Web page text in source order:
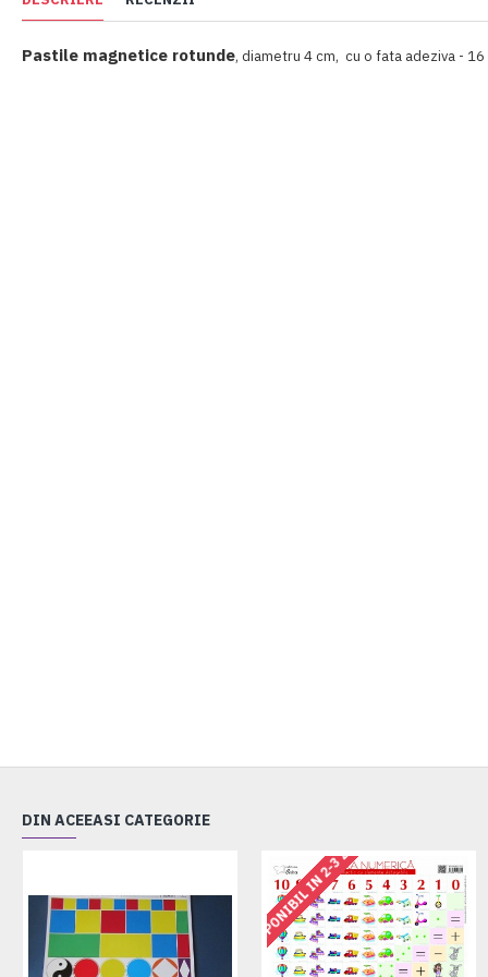
Pastile magnetice rotunde, diametru 4 cm, cu o fata adeziva - 16
DIN ACEEASI CATEGORIE
DISPONIBIL IN 2-3 ZILE